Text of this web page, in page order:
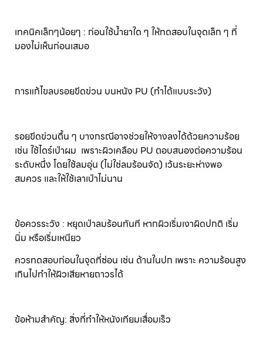
เทคนิคเล็กๆน้อยๆ : ก่อนใช้น้ำยาใด ๆ ให้ทดสอบในจุดเล็ก ๆ ที่
มองไม่เห็นก่อนเสมอ
การแก้ไขลบรอยขีดข่วน บนหนัง PU (ทำได้แบบระวัง)
รอยขีดข่วนตื้น ๆ บางกรณีอาจช่วยให้จางลงได้ด้วยความร้อย
เช่น ใช้ไดร์เป่าผม เพราะผิวเคลือบ PU ตอบสนองต่อความร้อน
ระดับหนึ่ง โดยใช้ลมอุ่น (ไม่ใช่ลมร้อนจัด) เว้นระยะห่างพอ
สมควร และให้ใช้เลาเป่าไม่นาน
ข้อควรระวัง : หยุดเป่าลมร้อนทันที หากผิวเริ่มเงาผิดปกติ เริ่ม
นิ่ม หรือเริ่มเหนียว
ควรทดสอบก่อนในจุดที่ซ่อน เช่น ด้านในปก เพราะ ความร้อนสูง
เกินไปทำให้ผิวเสียหายถาวรได้
ข้อห้ามสำคัญ: สิ่งที่ทำให้หนังเทียมเสื่อมเร็ว